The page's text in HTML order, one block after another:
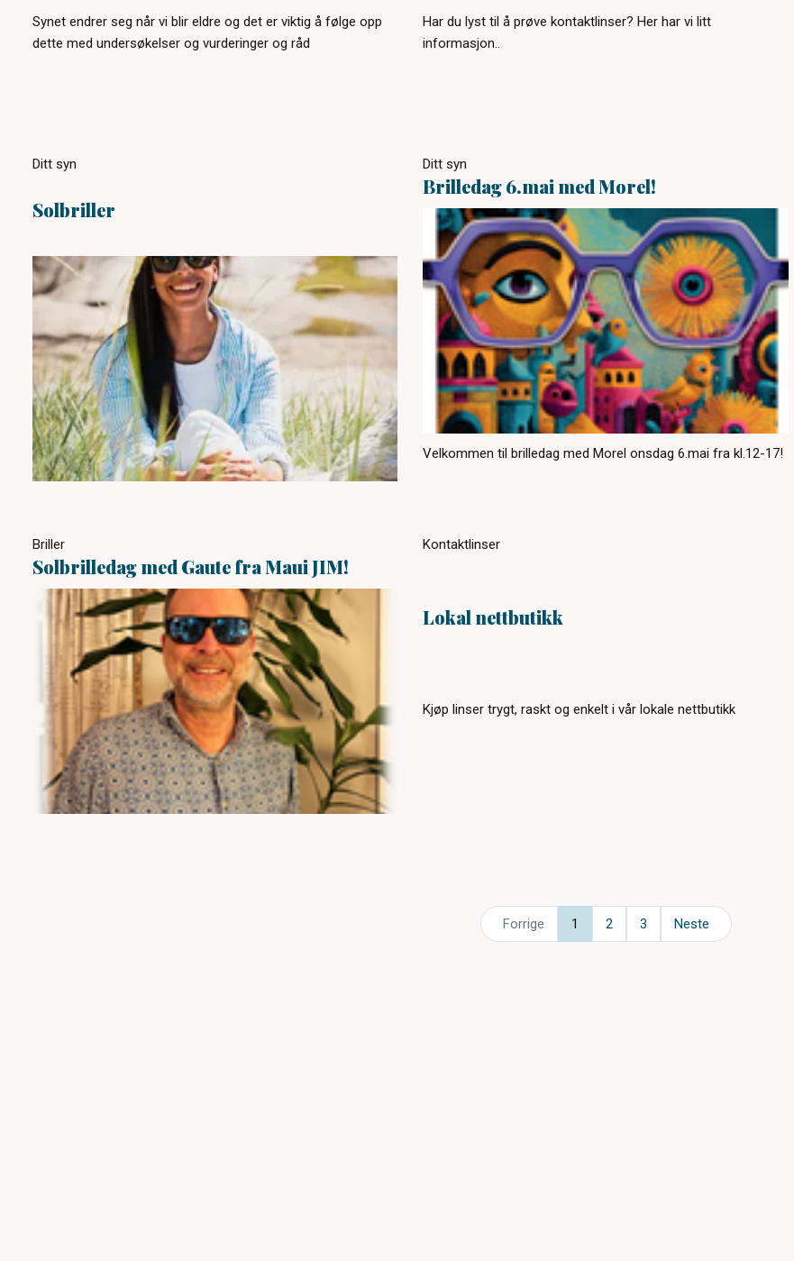
Synet endrer seg når vi blir eldre og det er viktig å følge opp
dette med undersøkelser og vurderinger og råd
Har du lyst til å prøve kontaktlinser? Her har vi litt
informasjon..
Ditt syn
Solbriller
Ditt syn
Brilledag 6.mai med Morel!
Velkommen til brilledag med Morel onsdag 6.mai fra kl.12-17!
Briller
Solbrilledag med Gaute fra Maui JIM!
Kontaktlinser
Lokal nettbutikk
Kjøp linser trygt, raskt og enkelt i vår lokale nettbutikk
Forrige 1 2 3 Neste